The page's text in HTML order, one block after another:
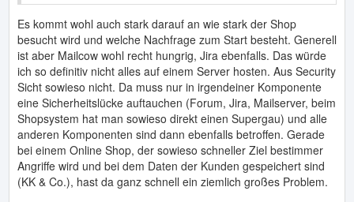
Es kommt wohl auch stark darauf an wie stark der Shop
besucht wird und welche Nachfrage zum Start besteht. Generell
ist aber Mailcow wohl recht hungrig, Jira ebenfalls. Das würde
ich so definitiv nicht alles auf einem Server hosten. Aus Security
Sicht sowieso nicht. Da muss nur in irgendeiner Komponente
eine Sicherheitslücke auftauchen (Forum, Jira, Mailserver, beim
Shopsystem hat man sowieso direkt einen Supergau) und alle
anderen Komponenten sind dann ebenfalls betroffen. Gerade
bei einem Online Shop, der sowieso schneller Ziel bestimmer
Angriffe wird und bei dem Daten der Kunden gespeichert sind
(KK & Co.), hast da ganz schnell ein ziemlich großes Problem.